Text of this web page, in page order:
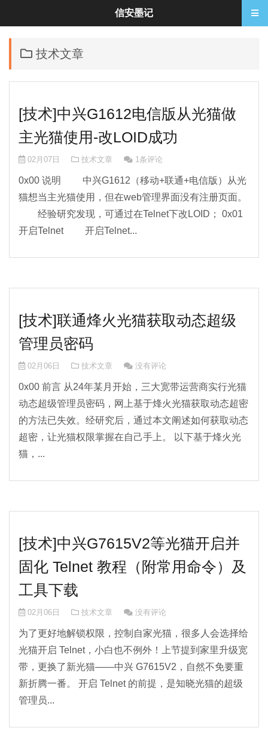
技术文章
[技术]中兴G1612电信版从光猫做
主光猫使用-改LOID成功
02月07日 技术文章 1条评论
0x00 说明 中兴G1612（移动+联通+电信版）从光
猫想当主光猫使用，但在web管理界面没有注册页面。
经验研究发现，可通过在Telnet下改LOID； 0x01
开启Telnet 开启Telnet...
[技术]联通烽火光猫获取动态超级
管理员密码
02月06日 技术文章 没有评论
0x00 前言 从24年某月开始，三大宽带运营商实行光猫
动态超级管理员密码，网上基于烽火光猫获取动态超密
的方法已失效。经研究后，通过本文阐述如何获取动态
超密，让光猫权限掌握在自己手上。 以下基于烽火光
猫，...
[技术]中兴G7615V2等光猫开启并
固化 Telnet 教程（附常用命令）及
工具下载
02月06日 技术文章 没有评论
为了更好地解锁权限，控制自家光猫，很多人会选择给
光猫开启 Telnet，小白也不例外！上节提到家里升级宽
带，更换了新光猫——中兴 G7615V2，自然不免要重
新折腾一番。 开启 Telnet 的前提，是知晓光猫的超级
管理员...
信安墨记